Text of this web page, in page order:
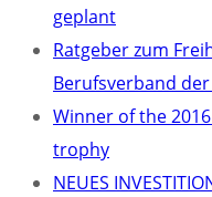
geplant
Ratgeber zum
Berufsverband
Winner of the
trophy
NEUES